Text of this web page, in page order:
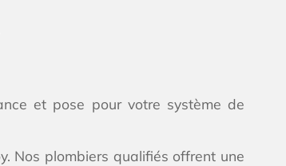
et pose pour votre système de
Nos plombiers qualifiés offrent une